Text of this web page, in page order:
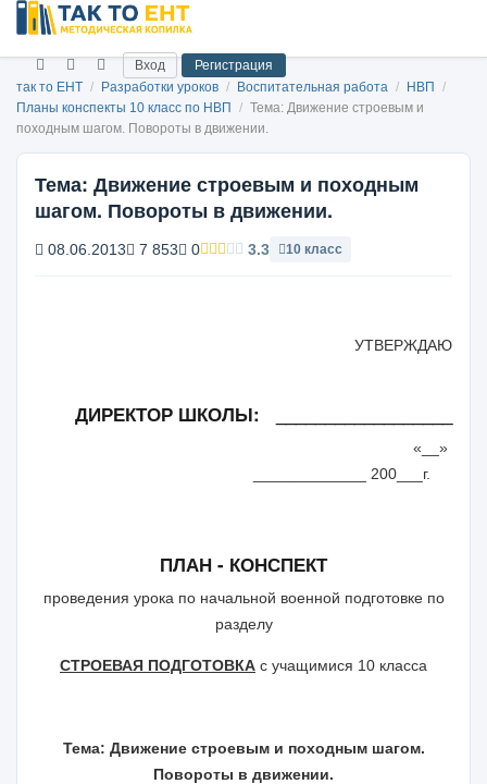
Вход
Регистрация
так то ЕНТ / Разработки уроков / Воспитательная работа / НВП
/
Планы конспекты 10 класс по НВП
/ Тема: Движение строевым и
походным шагом. Повороты в движении.
Тема: Движение строевым и походным
шагом. Повороты в движении.
08.06.2013 7 853 0 3.3 10 класс
УТВЕРЖДАЮ
ДИРЕКТОР ШКОЛЫ: __________________
«__»
_____________ 200___г.
ПЛАН - КОНСПЕКТ
проведения урока по начальной военной подготовке по
разделу
СТРОЕВАЯ ПОДГОТОВКА с учащимися 10 класса
Тема: Движение строевым и походным шагом.
Повороты в движении.